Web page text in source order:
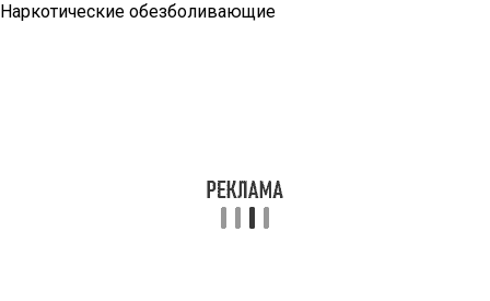
Наркотические обезболивающие